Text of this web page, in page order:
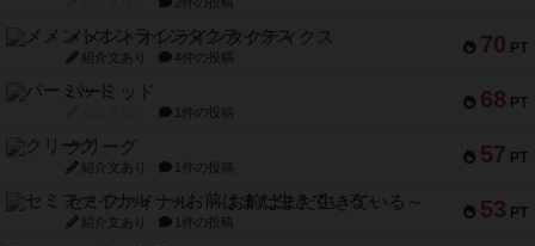
70 PT
メメントオンラインタクティクス
紹介文あり 4件の投稿
68 PT
パーミッド
1件の投稿
57 PT
クリーグ
紹介文あり 1件の投稿
53 PT
セミファイナル ～お前はまだ生きている～
紹介文あり 1件の投稿